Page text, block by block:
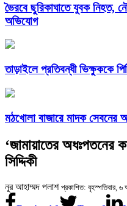
ভৈরবে ছুরিকাঘাতে যুবক নিহত,
অভিযোগ
তাড়াইলে প্রতিবন্ধী ভিক্ষুককে
মঠখোলা বাজারে মাদক সেবনের
‘জামায়াতের অধঃপতনের
সিদ্দিকী
নূর আহাম্মদ পলাশ প্রকাশিত: বৃহস্পতিবার,